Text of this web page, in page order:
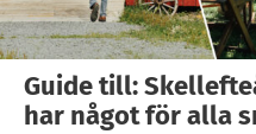
Guide till:
har något för alla